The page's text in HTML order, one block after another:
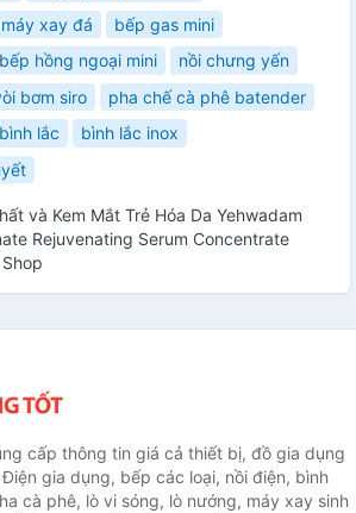
máy xay đá
bếp gas mini
bếp hồng ngoại mini
nồi chưng yến
bơm siro
pha chế cà phê batender
bình lắc
bình lắc inox
và Kem Mắt Trẻ Hóa Da Yehwadam
Rejuvenating Serum Concentrate
cấp thông tin giá cả thiết bị, đồ gia dụng
gia dụng, bếp các loại, nồi điện, bình
cà phê, lò vi sóng, lò nướng, máy xay sinh